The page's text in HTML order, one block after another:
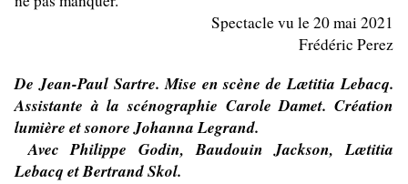
Spectacle vu le 20 mai 2021
Frédéric Perez
De Jean-Paul Sartre. Mise en scène de Lætitia Lebacq.
Assistante à la scénographie Carole Damet. Création
lumière et sonore Johanna Legrand.
Avec Philippe Godin, Baudouin Jackson, Lætitia
Lebacq et Bertrand Skol.